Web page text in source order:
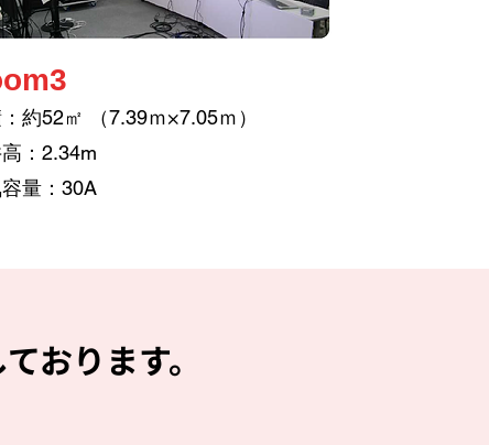
約52㎡ （7.39ｍ×7.05ｍ）
：2.34m
量：30A
おります。